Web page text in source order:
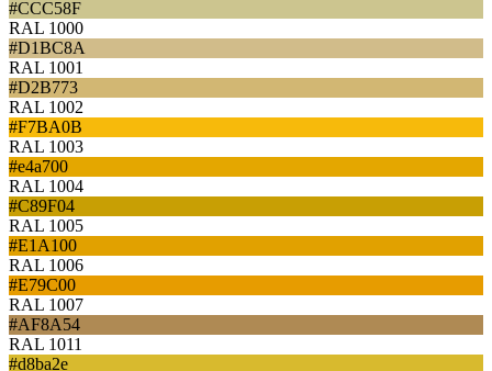
#CCC58F
RAL 1000
#D1BC8A
RAL 1001
#D2B773
RAL 1002
#F7BA0B
RAL 1003
#e4a700
RAL 1004
#C89F04
RAL 1005
#E1A100
RAL 1006
#E79C00
RAL 1007
#AF8A54
RAL 1011
#d8ba2e